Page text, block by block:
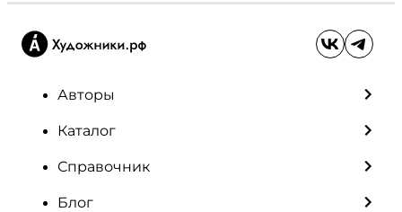
Авторы
Каталог
Справочник
Блог